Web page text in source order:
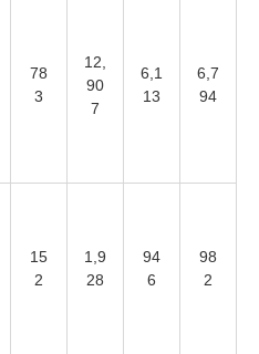
78
3
12,
90
7
6,1
13
6,7
94
15
2
1,9
28
94
6
98
2